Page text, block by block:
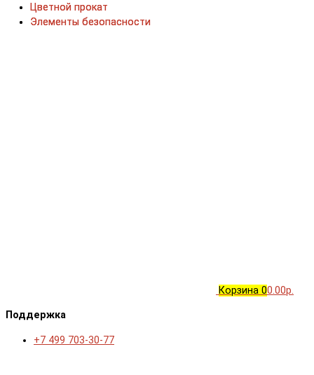
Корзина 00.00р.
Поддержка
+7 499 703-30-77
Цветной прокат
Элементы безопасности
Цветной прокат
Элементы безопасности